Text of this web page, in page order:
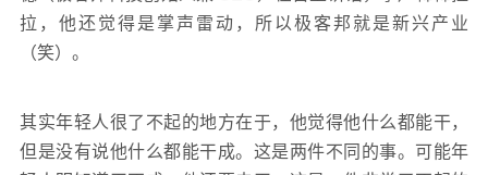
拉，他还觉得是掌声雷动，所以极客邦就是新兴产业
（笑）。
其实年轻人很了不起的地方在于，他觉得他什么都能干，
但是没有说他什么都能干成。这是两件不同的事。可能年